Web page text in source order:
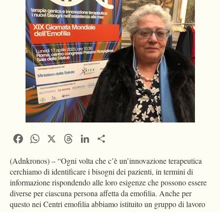
FacebookWhatsApp ThreadsLinkedIn
(Adnkronos) – “Ogni volta che c’è un’innovazione terapeutica
cerchiamo di identificare i bisogni dei pazienti, in termini di
informazione rispondendo alle loro esigenze che possono essere
diverse per ciascuna persona affetta da emofilia. Anche per
questo nei Centri emofilia abbiamo istituito un gruppo di lavoro